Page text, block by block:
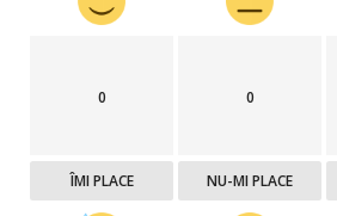
0
ÎMI PLACE
0
NU-MI PLACE